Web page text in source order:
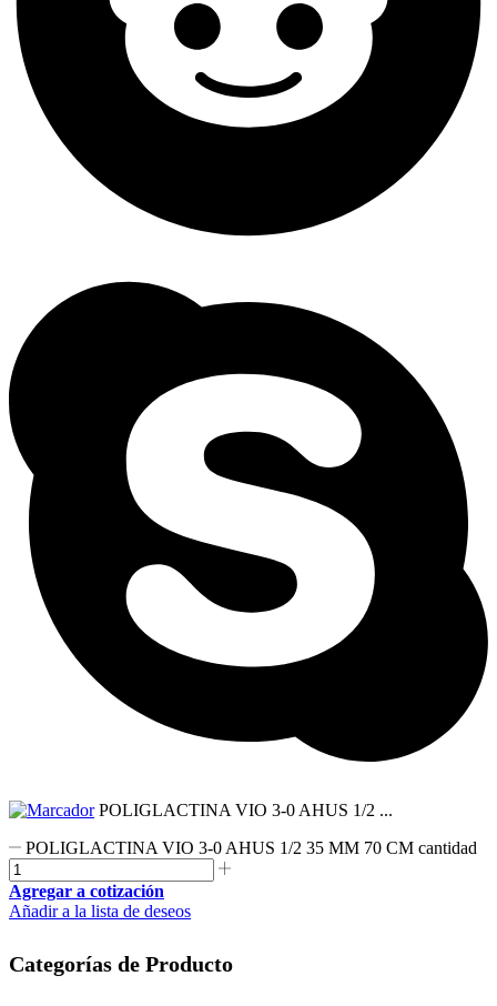
POLIGLACTINA VIO 3-0 AHUS 1/2 ...
POLIGLACTINA VIO 3-0 AHUS 1/2 35 MM 70 CM cantidad
Agregar a cotización
Añadir a la lista de deseos
Categorías de Producto